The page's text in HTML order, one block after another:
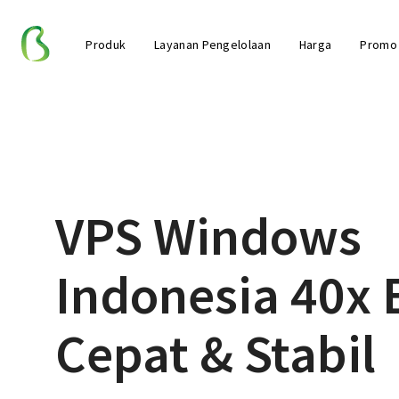
Produk Layanan Pengelolaan Harga Promo
VPS Windows
Indonesia 40x
Cepat & Stabil